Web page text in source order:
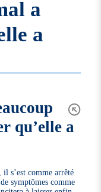
a
a
qu’elle a
s’est comme arrêté
symptômes comme